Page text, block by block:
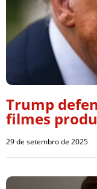
Trump
filmes
29 de setembro de 2025